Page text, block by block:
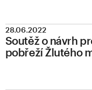
28.06.2022
Soutěž o návrh
pobřeží Žlutého